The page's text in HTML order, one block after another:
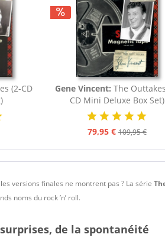
(2-CD
Gene Vincent: The
CD Mini Deluxe Box Set)
79,95 € 109,95 €
versions finales ne montrent pas ? La série
noms du rock ’n’ roll.
surprises, de la spontanéité